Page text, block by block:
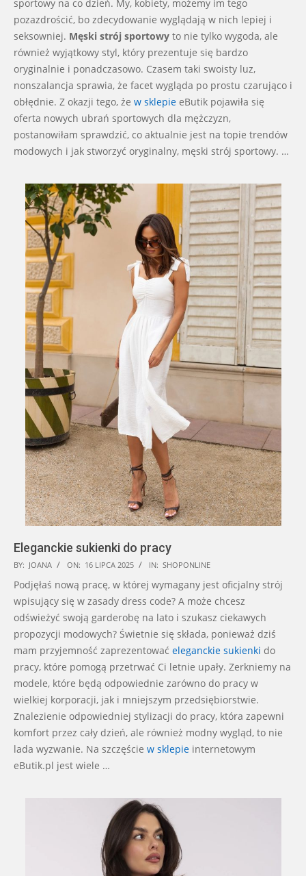
sportowy na co dzień. My, kobiety, możemy im tego
pozazdrościć, bo zdecydowanie wyglądają w nich lepiej i
seksowniej. Męski strój sportowy to nie tylko wygoda, ale
również wyjątkowy styl, który prezentuje się bardzo
oryginalnie i ponadczasowo. Czasem taki swoisty luz,
nonszalancja sprawia, że facet wygląda po prostu czarująco i
obłędnie. Z okazji tego, że w sklepie eButik pojawiła się
oferta nowych ubrań sportowych dla mężczyzn,
postanowiłam sprawdzić, co aktualnie jest na topie trendów
modowych i jak stworzyć oryginalny, męski strój sportowy. …
Eleganckie sukienki do pracy
2025-
07-
16
BY: JOANA ON: 16 LIPCA 2025 IN: SHOPONLINE
Podjęłaś nową pracę, w której wymagany jest oficjalny strój
wpisujący się w zasady dress code? A może chcesz
odświeżyć swoją garderobę na lato i szukasz ciekawych
propozycji modowych? Świetnie się składa, ponieważ dziś
mam przyjemność zaprezentować eleganckie sukienki do
pracy, które pomogą przetrwać Ci letnie upały. Zerkniemy na
modele, które będą odpowiednie zarówno do pracy w
wielkiej korporacji, jak i mniejszym przedsiębiorstwie.
Znalezienie odpowiedniej stylizacji do pracy, która zapewni
komfort przez cały dzień, ale również modny wygląd, to nie
lada wyzwanie. Na szczęście w sklepie internetowym
eButik.pl jest wiele …